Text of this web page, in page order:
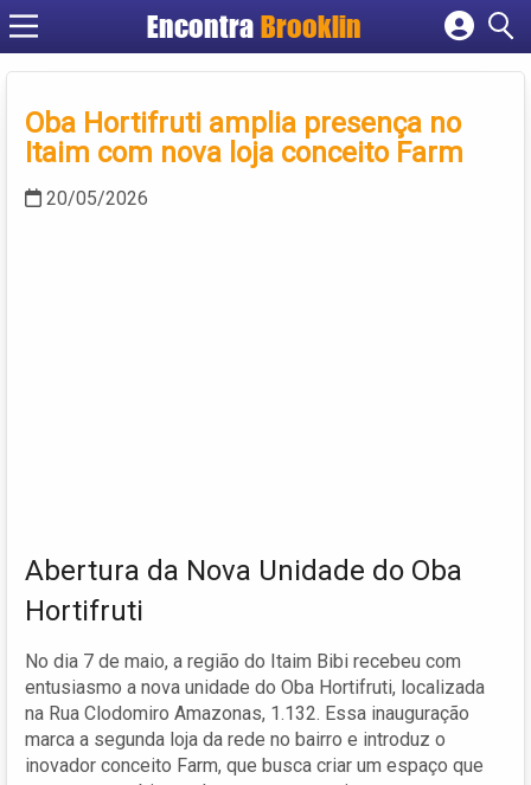
Encontra Brooklin
Cadastrar empresa
Criar conta
Oba Hortifruti amplia presença no
Itaim com nova loja conceito Farm
20/05/2026
Abertura da Nova Unidade do Oba
Hortifruti
No dia 7 de maio, a região do Itaim Bibi recebeu com
entusiasmo a nova unidade do Oba Hortifruti, localizada
na Rua Clodomiro Amazonas, 1.132. Essa inauguração
marca a segunda loja da rede no bairro e introduz o
inovador conceito Farm, que busca criar um espaço que